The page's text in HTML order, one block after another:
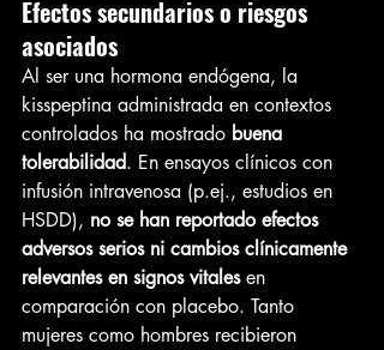
Efectos secundarios o riesgos
asociados
Al ser una hormona endógena, la
kisspeptina administrada en contextos
controlados ha mostrado buena
tolerabilidad. En ensayos clínicos con
infusión intravenosa (p.ej., estudios en
HSDD), no se han reportado efectos
adversos serios ni cambios clínicamente
relevantes en signos vitales en
comparación con placebo. Tanto
mujeres como hombres recibieron